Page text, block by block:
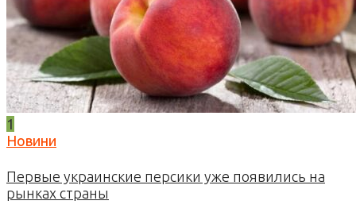
1
Новини
Первые украинские персики уже появились на
рынках страны